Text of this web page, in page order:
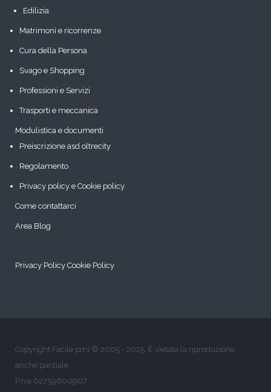
Edilizia
Matrimoni e ricorrenze
Cura della Persona
Svago e Shopping
Professioni e Servizi
Trasporti e meccanica
Modulistica e documenti
Preiscrizione asd oltrecity
Regolamento
Privacy policy e Cookie policy
Come contattarci
Area Blog
Privacy Policy Cookie Policy
Copyright Facile pmi © 2005 - 2025. È vietata la riproduzione
anche parziale
P.Iva 02759600907